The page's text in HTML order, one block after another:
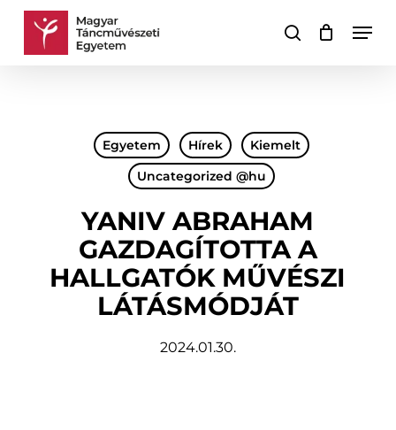
Skip
keresés
Kosár Kosár
Egyetem Hírek
Kiemelt
Uncategorized @hu
YANIV ABRAHAM
GAZDAGÍTOTTA A
HALLGATÓK MŰVÉSZI
LÁTÁSMÓDJÁT
2024.01.30.